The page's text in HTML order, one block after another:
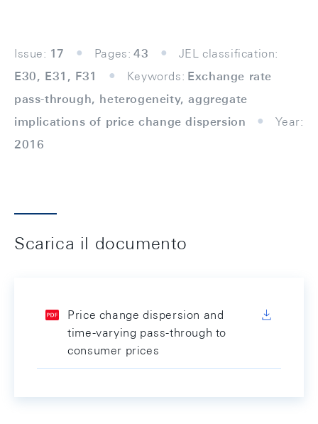
Issue: 17 Pages: 43
JEL classification:
E30, E31, F31
Keywords: Exchange rate
pass-through, heterogeneity, aggregate
implications of price change dispersion
Year:
2016
Scarica il documento
Price change dispersion and
time-varying pass-through to
consumer prices